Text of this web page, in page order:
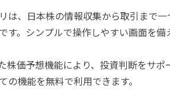
は、日本株の情報収集から取引まで
す。シンプルで操作しやすい画面を
株価予想機能により、投資判断をサ
の機能を無料で利用できます。